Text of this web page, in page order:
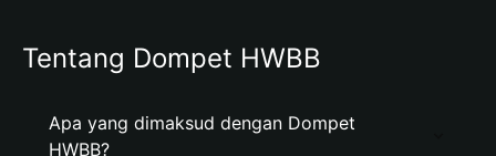
Tentang Dompet HWBB
Apa yang dimaksud dengan Dompet
HWBB?